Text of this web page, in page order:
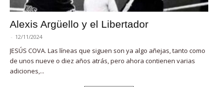
Alexis Argüello y el Libertador
- 12/11/2024
JESÚS COVA. Las líneas que siguen son ya algo añejas, tanto como
de unos nueve o diez años atrás, pero ahora contienen varias
adiciones,...